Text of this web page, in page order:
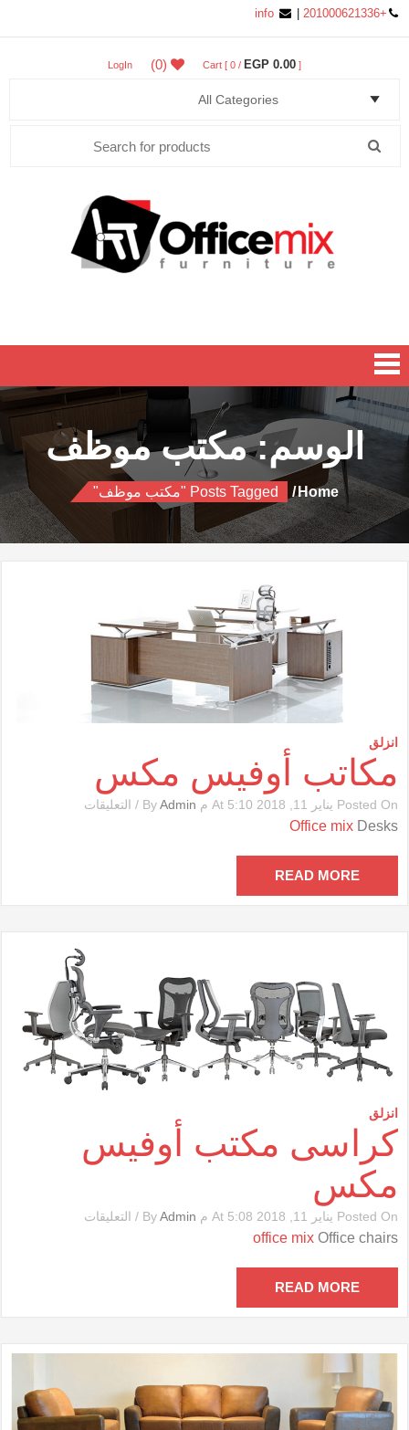
+201000621336
Cart [ 0 / 0.00 EGP ]
(0)
LogIn
Search
الوسم:مكتب موظف
Home Posts Tagged "مكتب موظف"
انزلق
مكاتب أوفيس مكس
Posted On يناير 11, 2018 At 5:10 م By Admin
/ التعليقات
Office mix Desks
READ MORE
انزلق
كراسى مكتب أوفيس
مكس
Posted On يناير 11, 2018 At 5:08 م By Admin
/ التعليقات
office mixOffice chairs
READ MORE